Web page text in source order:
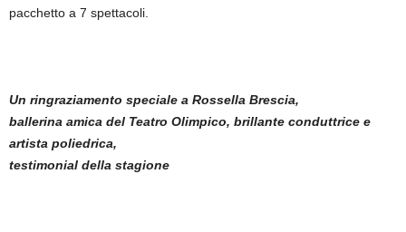
pacchetto a 7 spettacoli.
Un ringraziamento speciale a Rossella Brescia,
ballerina amica del Teatro Olimpico, brillante conduttrice e
artista poliedrica,
testimonial della stagione